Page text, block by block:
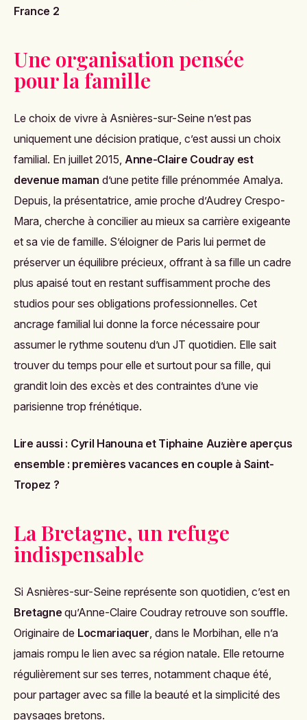
France 2
Une organisation pensée
pour la famille
Le choix de vivre à Asnières-sur-Seine n’est pas
uniquement une décision pratique, c’est aussi un choix
familial. En juillet 2015, Anne-Claire Coudray est
devenue maman d’une petite fille prénommée Amalya.
Depuis, la présentatrice, amie proche d’Audrey Crespo-
Mara, cherche à concilier au mieux sa carrière exigeante
et sa vie de famille. S’éloigner de Paris lui permet de
préserver un équilibre précieux, offrant à sa fille un cadre
plus apaisé tout en restant suffisamment proche des
studios pour ses obligations professionnelles. Cet
ancrage familial lui donne la force nécessaire pour
assumer le rythme soutenu d’un JT quotidien. Elle sait
trouver du temps pour elle et surtout pour sa fille, qui
grandit loin des excès et des contraintes d’une vie
parisienne trop frénétique.
Lire aussi : Cyril Hanouna et Tiphaine Auzière aperçus
ensemble : premières vacances en couple à Saint-
Tropez ?
La Bretagne, un refuge
indispensable
Si Asnières-sur-Seine représente son quotidien, c’est en
Bretagne qu’Anne-Claire Coudray retrouve son souffle.
Originaire de Locmariaquer, dans le Morbihan, elle n’a
jamais rompu le lien avec sa région natale. Elle retourne
régulièrement sur ses terres, notamment chaque été,
pour partager avec sa fille la beauté et la simplicité des
paysages bretons.